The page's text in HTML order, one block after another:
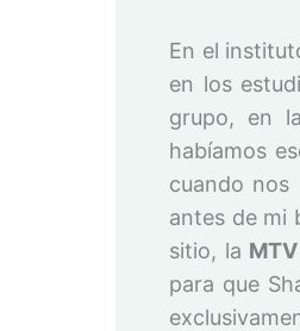
En el
en los
grupo, en
habíamos
cuando nos
antes de mi
sitio, la MTV
para que